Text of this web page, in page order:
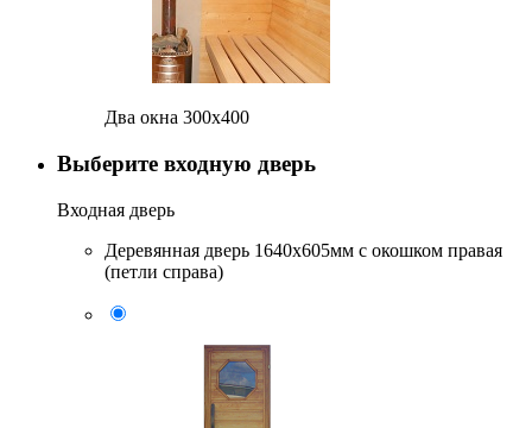
Два окна 300х400
Выберите входную дверь
Входная дверь
Деревянная дверь 1640x605мм с окошком правая
(петли справа)